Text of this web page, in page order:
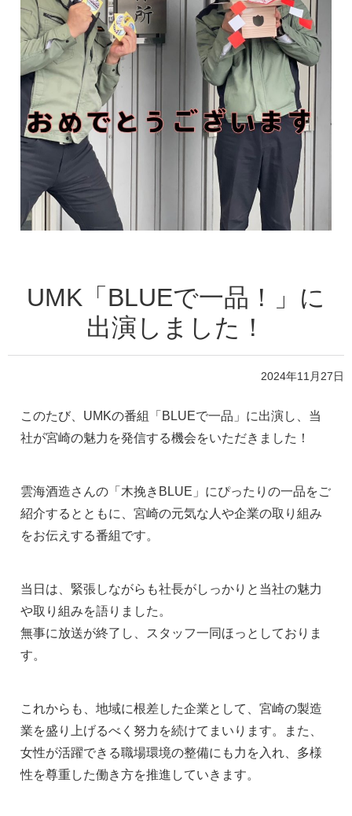
UMK「BLUEで一品！」に
出演しました！
2024年11月27日
このたび、UMKの番組「BLUEで一品」に出演し、当
社が宮崎の魅力を発信する機会をいただきました！
雲海酒造さんの「木挽きBLUE」にぴったりの一品をご
紹介するとともに、宮崎の元気な人や企業の取り組み
をお伝えする番組です。
当日は、緊張しながらも社長がしっかりと当社の魅力
や取り組みを語りました。
無事に放送が終了し、スタッフ一同ほっとしておりま
す。
これからも、地域に根差した企業として、宮崎の製造
業を盛り上げるべく努力を続けてまいります。また、
女性が活躍できる職場環境の整備にも力を入れ、多様
性を尊重した働き方を推進していきます。